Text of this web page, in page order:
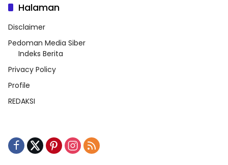
Halaman
Disclaimer
Pedoman Media Siber
Indeks Berita
Privacy Policy
Profile
REDAKSI